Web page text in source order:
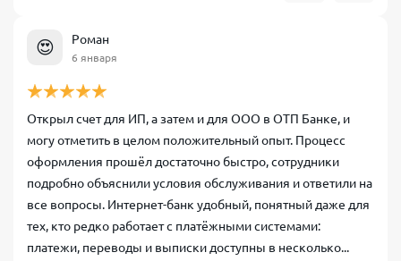
😍 Роман
6 января
Открыл счет для ИП, а затем и для ООО в ОТП Банке, и
могу отметить в целом положительный опыт. Процесс
оформления прошёл достаточно быстро, сотрудники
подробно объяснили условия обслуживания и ответили на
все вопросы. Интернет-банк удобный, понятный даже для
тех, кто редко работает с платёжными системами:
платежи, переводы и выписки доступны в несколько...